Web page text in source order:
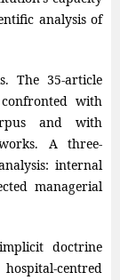
analysis of
The 35-article
with
and with
A three-
internal
managerial
doctrine
centred